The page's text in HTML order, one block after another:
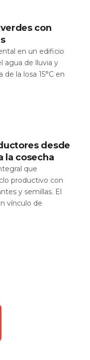
con
en un edificio
agua de lluvia y
la losa 15°C en
desde
la cosecha
que
productivo con
y semillas. El
vínculo de